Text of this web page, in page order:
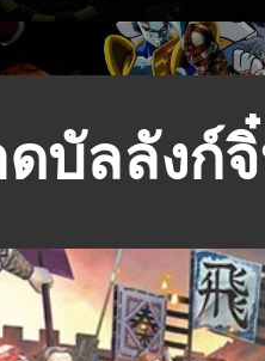
บัลลังก์